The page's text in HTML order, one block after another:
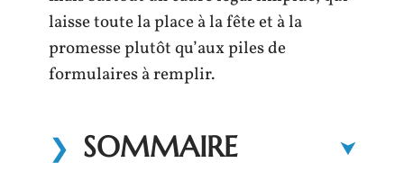
laisse toute la place à la fête et à la
promesse plutôt qu’aux piles de
formulaires à remplir.
SOMMAIRE